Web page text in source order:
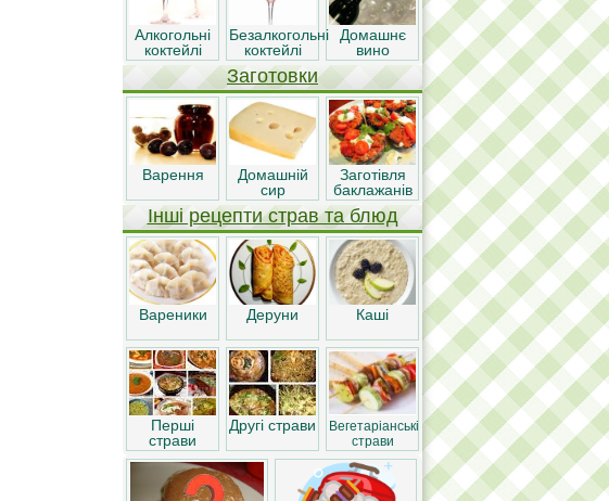
Алкогольні
коктейлі
Безалкогольні
коктейлі
Домашнє
вино
Заготовки
Варення
Домашній
сир
Заготівля
баклажанів
Інші рецепти страв та блюд
Вареники Деруни Каші
Перші
страви
Другі страви
Вегетаріанські
страви